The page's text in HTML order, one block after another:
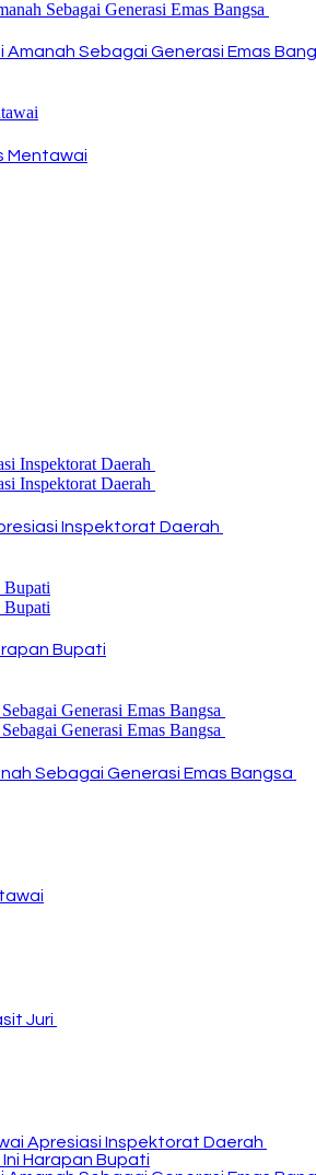
Amanah Sebagai Generasi Emas
Mentawai
Inspektorat Daerah
Bupati
Sebagai Generasi Emas Bangsa
Juri
Apresiasi Inspektorat Daerah
Harapan Bupati